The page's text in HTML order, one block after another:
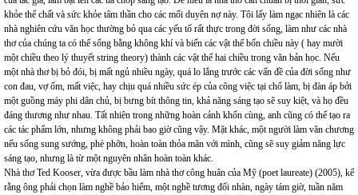
khỏe thể chất và sức khỏe tâm thần cho các mối duyên nợ này. Tôi lấy làm ngạc nhiên là các
nhà nghiên cứu văn học thường bỏ qua các yếu tố rất thực trong đời sống, làm như các nhà
thơ của chúng ta có thể sống bằng không khí và biến các vật thể bốn chiều này ( hay mười
một chiều theo lý thuyết string theory) thành các vật thể hai chiều trong văn bản học. Nếu
một nhà thơ bị bỏ đói, bị mất ngủ nhiều ngày, quá lo lắng trước các vấn đề của đời sống như
con đau, vợ ốm, mất việc, hay chịu quá nhiều sức ép của công việc tại chổ làm, bị đàn áp bởi
một guồng máy phi dân chủ, bị bưng bít thông tin, khả năng sáng tạo sẽ suy kiệt, và họ đều
đáng thương như nhau. Tất nhiên trong những hoàn cảnh khốn cùng, anh cũng có thể tạo ra
các tác phẩm lớn, nhưng không phải bao giờ cũng vậy. Mặt khác, một người làm văn chương
nếu sống sung sướng, phè phỡn, hoàn toàn thỏa mãn với mình, cũng sẽ suy giảm năng lực
sáng tạo, nhưng là từ một nguyên nhân hoàn toàn khác.
Nhà thơ Ted Kooser, vừa được bầu làm nhà thơ công huân của Mỹ (poet laureate) (2005), kể
rằng ông phải chọn làm nghề bảo hiểm, một nghề tương đối nhàn, ngày tám giờ, tuần năm